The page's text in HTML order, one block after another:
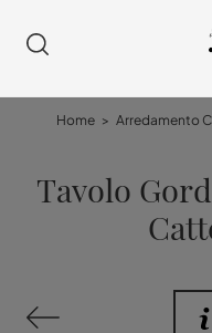
Home > Arredamento
Tavolo